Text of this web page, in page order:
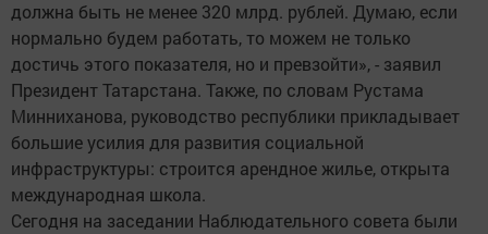
должна быть не менее 320 млрд. рублей. Думаю, если
нормально будем работать, то можем не только
достичь этого показателя, но и превзойти», - заявил
Президент Татарстана. Также, по словам Рустама
Минниханова, руководство республики прикладывает
большие усилия для развития социальной
инфраструктуры: строится арендное жилье, открыта
международная школа.
Сегодня на заседании Наблюдательного совета были